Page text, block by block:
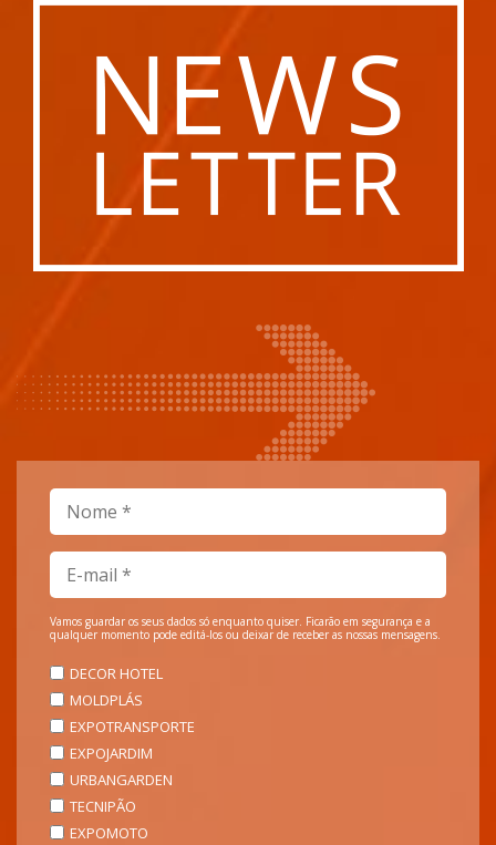
Vamos guardar os seus dados só enquanto quiser. Ficarão em segurança e a
qualquer momento pode editá-los ou deixar de receber as nossas mensagens.
DECOR HOTEL
MOLDPLÁS
EXPOTRANSPORTE
EXPOJARDIM
URBANGARDEN
TECNIPÃO
EXPOMOTO